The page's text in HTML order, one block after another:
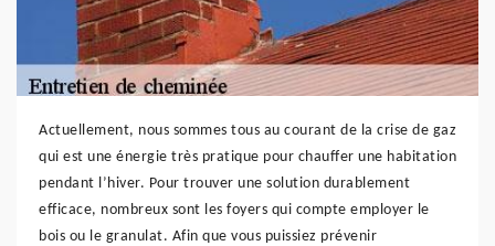
Actuellement, nous sommes tous au courant de la crise de gaz
qui est une énergie très pratique pour chauffer une habitation
pendant l’hiver. Pour trouver une solution durablement
efficace, nombreux sont les foyers qui compte employer le
bois ou le granulat. Afin que vous puissiez prévenir